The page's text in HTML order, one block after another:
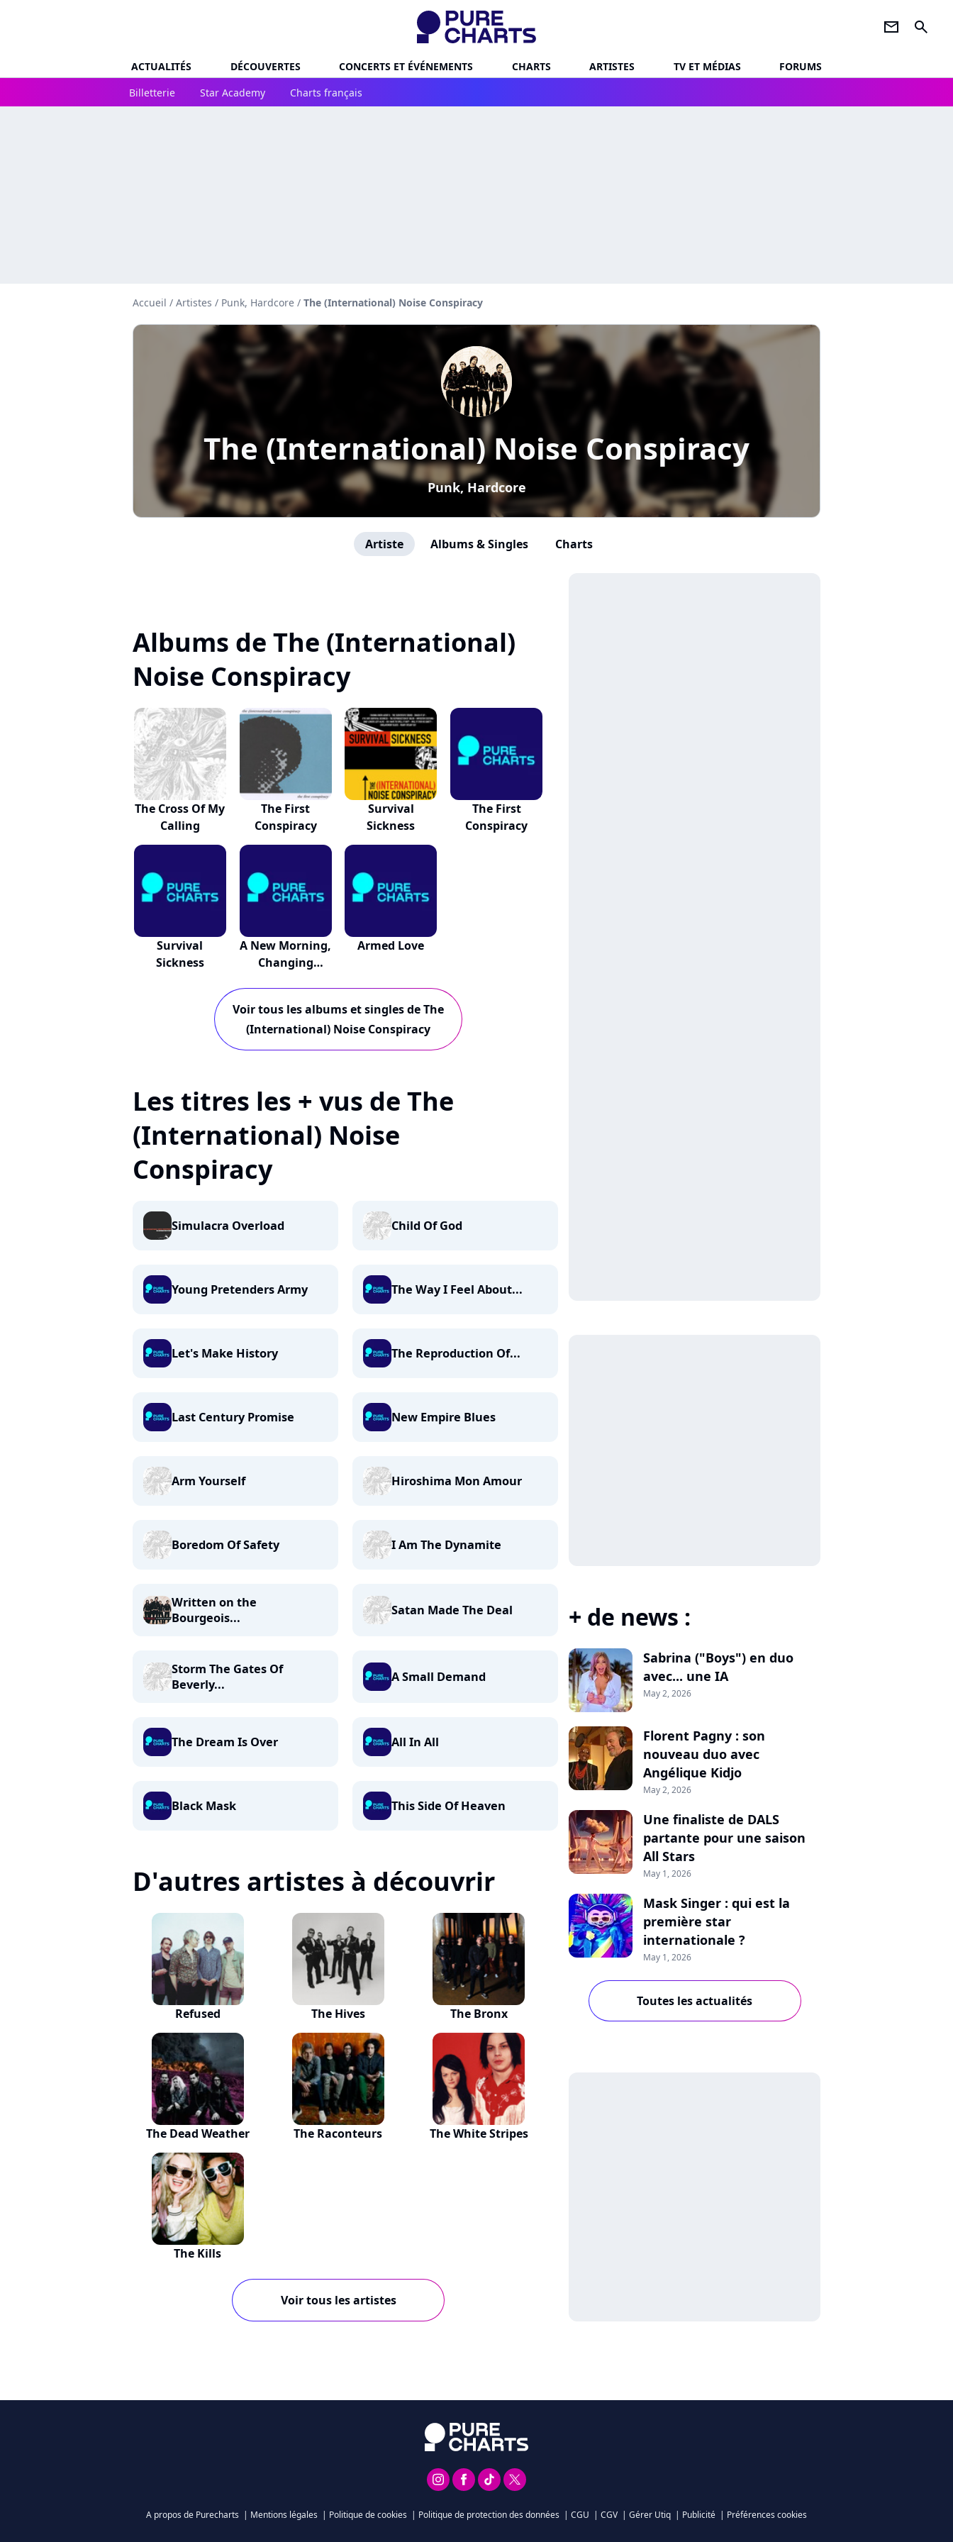
newsletter search
ACTUALITÉS DÉCOUVERTES CONCERTS ET ÉVÉNEMENTS CHARTS ARTISTES TV ET MÉDIAS
FORUMS
Billetterie
Star Academy Charts français
Accueil / Artistes / Punk, Hardcore / The (International) Noise Conspiracy
The (International) Noise Conspiracy
Punk, Hardcore
Artiste Albums & Singles Charts
Albums de The (International)
Noise Conspiracy
The Cross Of My
Calling
The First
Conspiracy
Survival
Sickness
The First
Conspiracy
Survival
Sickness
A New Morning,
Changing
Armed Love
Voir tous les albums et singles de The
(International) Noise Conspiracy
Les titres les + vus de The
(International) Noise
Conspiracy
Simulacra Overload Child Of God
Young Pretenders Army The Way I Feel About...
Let's Make History The Reproduction Of...
Last Century Promise New Empire Blues
Arm Yourself Hiroshima Mon Amour
Boredom Of Safety I Am The Dynamite
Written on the
Bourgeois...
Satan Made The Deal
Storm The Gates Of
Beverly...
A Small Demand
The Dream Is Over All In All
Black Mask This Side Of Heaven
D'autres artistes à découvrir
Refused The Hives The Bronx
The Dead Weather The Raconteurs The White Stripes
The Kills
Voir tous les artistes
+ de news :
Sabrina ("Boys") en duo
avec... une IA
May 2, 2026
Florent Pagny : son
nouveau duo avec
Angélique Kidjo
May 2, 2026
Une finaliste de DALS
partante pour une saison
All Stars
May 1, 2026
Mask Singer : qui est la
première star
internationale ?
May 1, 2026
Toutes les actualités
A propos de Purecharts | Mentions légales | Politique de cookies | Politique de protection des données | CGU | CGV | Gérer Utiq | Publicité | Préférences cookies